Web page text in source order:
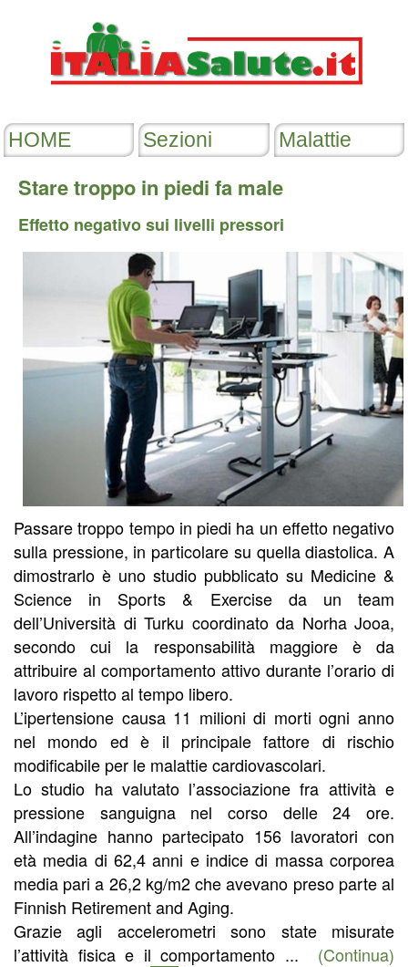
Stare troppo in piedi fa male
Effetto negativo sui livelli pressori
Passare troppo tempo in piedi ha un effetto negativo
sulla pressione, in particolare su quella diastolica. A
dimostrarlo è uno studio pubblicato su Medicine &
Science in Sports & Exercise da un team
dell’Università di Turku coordinato da Norha Jooa,
secondo cui la responsabilità maggiore è da
attribuire al comportamento attivo durante l’orario di
lavoro rispetto al tempo libero.
L’ipertensione causa 11 milioni di morti ogni anno
nel mondo ed è il principale fattore di rischio
modificabile per le malattie cardiovascolari.
Lo studio ha valutato l’associazione fra attività e
pressione sanguigna nel corso delle 24 ore.
All’indagine hanno partecipato 156 lavoratori con
età media di 62,4 anni e indice di massa corporea
media pari a 26,2 kg/m2 che avevano preso parte al
Finnish Retirement and Aging.
Grazie agli accelerometri sono state misurate
l’attività fisica e il comportamento ... (Continua)